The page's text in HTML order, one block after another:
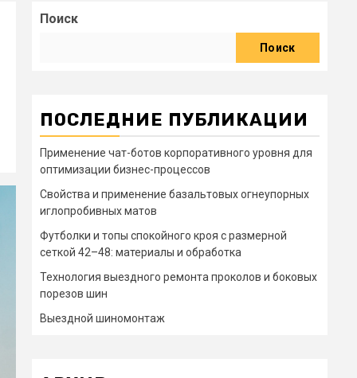
Поиск
Поиск
ПОСЛЕДНИЕ ПУБЛИКАЦИИ
Применение чат-ботов корпоративного уровня для
оптимизации бизнес-процессов
Свойства и применение базальтовых огнеупорных
иглопробивных матов
Футболки и топы спокойного кроя с размерной
сеткой 42–48: материалы и обработка
Технология выездного ремонта проколов и боковых
порезов шин
Выездной шиномонтаж